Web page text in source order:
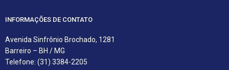
INFORMAÇÕES DE CONTATO
Avenida Sinfrônio Brochado, 1281
Barreiro – BH / MG
Telefone: (31) 3384-2205